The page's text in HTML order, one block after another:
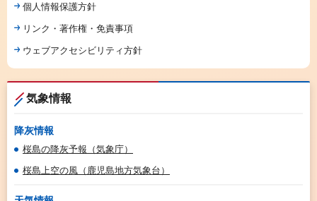
個人情報保護方針
リンク・著作権・免責事項
ウェブアクセシビリティ方針
気象情報
降灰情報
桜島の降灰予報（気象庁）
桜島上空の風（鹿児島地方気象台）